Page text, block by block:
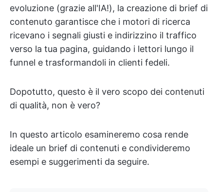
evoluzione (grazie all'IA!), la creazione di brief di
contenuto garantisce che i motori di ricerca
ricevano i segnali giusti e indirizzino il traffico
verso la tua pagina, guidando i lettori lungo il
funnel e trasformandoli in clienti fedeli.
Dopotutto, questo è il vero scopo dei contenuti
di qualità, non è vero?
In questo articolo esamineremo cosa rende
ideale un brief di contenuti e condivideremo
esempi e suggerimenti da seguire.